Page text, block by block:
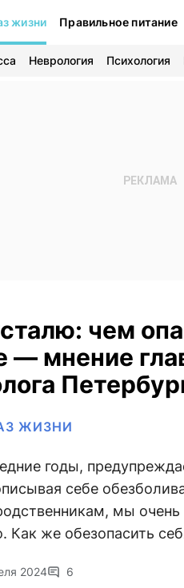
жизни Правильное питание
Неврология Психология
чем
мнение
ЖИЗНИ
годы,
себе
мы очень
же обезопасить
2024 6